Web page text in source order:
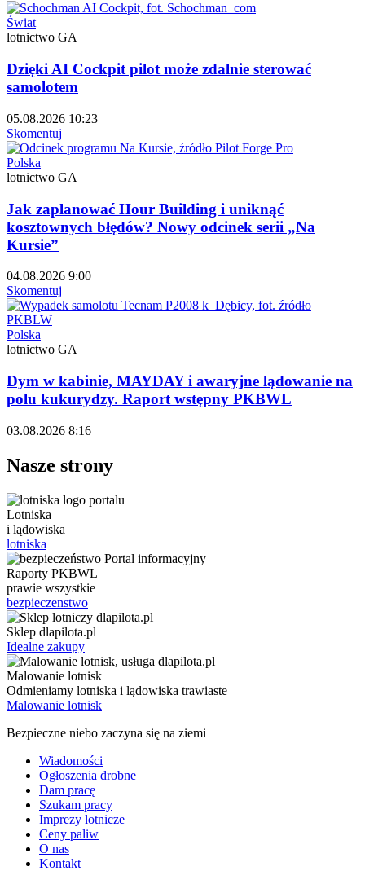
Świat
lotnictwo GA
Dzięki AI Cockpit pilot może zdalnie sterować
samolotem
05.08.2026 10:23
Skomentuj
Polska
lotnictwo GA
Jak zaplanować Hour Building i uniknąć
kosztownych błędów? Nowy odcinek serii „Na
Kursie”
04.08.2026 9:00
Skomentuj
Polska
lotnictwo GA
Dym w kabinie, MAYDAY i awaryjne lądowanie na
polu kukurydzy. Raport wstępny PKBWL
03.08.2026 8:16
Nasze strony
Lotniska
i lądowiska
lotniska
Raporty PKBWL
prawie wszystkie
bezpieczenstwo
Sklep dlapilota.pl
Idealne zakupy
Malowanie lotnisk
Odmieniamy lotniska i lądowiska trawiaste
Malowanie lotnisk
Bezpieczne niebo zaczyna się na ziemi
Wiadomości
Ogłoszenia drobne
Dam pracę
Szukam pracy
Imprezy lotnicze
Ceny paliw
O nas
Kontakt